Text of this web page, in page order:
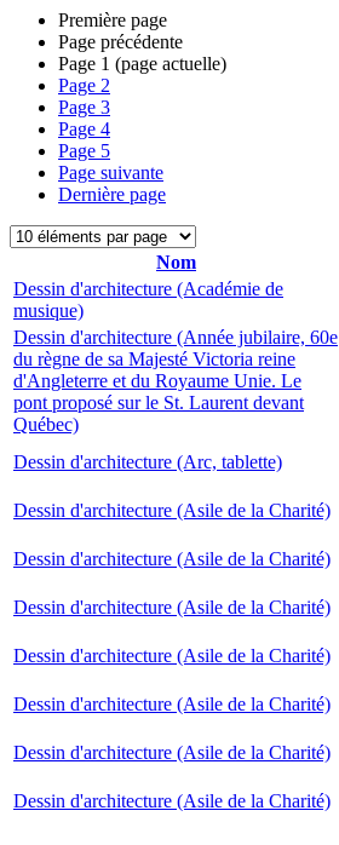
Première page
Page précédente
Page 1 (page actuelle)
Page 2
Page 3
Page 4
Page 5
Page suivante
Dernière page
Nom
Dessin d'architecture (Académie de
musique)
Dessin d'architecture (Année jubilaire, 60e
du règne de sa Majesté Victoria reine
d'Angleterre et du Royaume Unie. Le
pont proposé sur le St. Laurent devant
Québec)
Dessin d'architecture (Arc, tablette)
Dessin d'architecture (Asile de la Charité)
Dessin d'architecture (Asile de la Charité)
Dessin d'architecture (Asile de la Charité)
Dessin d'architecture (Asile de la Charité)
Dessin d'architecture (Asile de la Charité)
Dessin d'architecture (Asile de la Charité)
Dessin d'architecture (Asile de la Charité)